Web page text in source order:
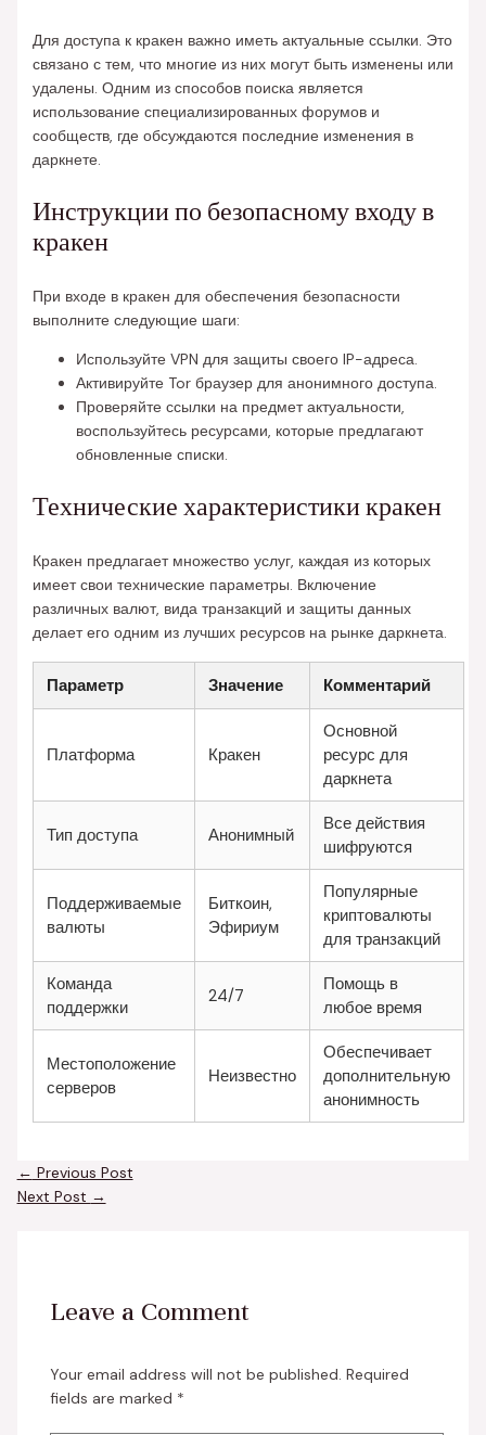
Для доступа к кракен важно иметь актуальные ссылки. Это
связано с тем, что многие из них могут быть изменены или
удалены. Одним из способов поиска является
использование специализированных форумов и
сообществ, где обсуждаются последние изменения в
даркнете.
Инструкции по безопасному входу в
кракен
При входе в кракен для обеспечения безопасности
выполните следующие шаги:
Используйте VPN для защиты своего IP-адреса.
Активируйте Tor браузер для анонимного доступа.
Проверяйте ссылки на предмет актуальности,
воспользуйтесь ресурсами, которые предлагают
обновленные списки.
Технические характеристики кракен
Кракен предлагает множество услуг, каждая из которых
имеет свои технические параметры. Включение
различных валют, вида транзакций и защиты данных
делает его одним из лучших ресурсов на рынке даркнета.
Параметр Значение Комментарий
Платформа Кракен
Основной
ресурс для
даркнета
Тип доступа Анонимный
Все действия
шифруются
Поддерживаемые
валюты
Биткоин,
Эфириум
Популярные
криптовалюты
для транзакций
Команда
поддержки
24/7
Помощь в
любое время
Местоположение
серверов
Неизвестно
Обеспечивает
дополнительную
анонимность
← Previous Post
Next Post →
Leave a Comment
Your email address will not be published. Required
fields are marked *